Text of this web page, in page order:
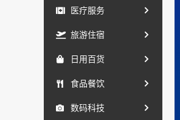
医疗服务
旅游住宿
日用百货
食品餐饮
数码科技